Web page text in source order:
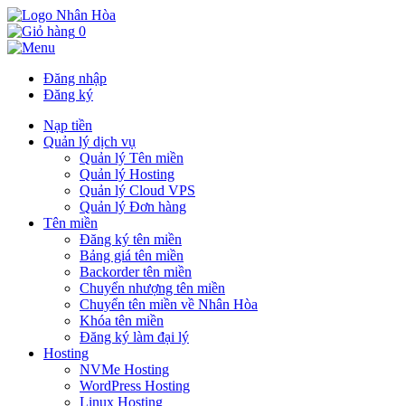
0
Đăng nhập
Đăng ký
Nạp tiền
Quản lý dịch vụ
Quản lý Tên miền
Quản lý Hosting
Quản lý Cloud VPS
Quản lý Đơn hàng
Tên miền
Đăng ký tên miền
Bảng giá tên miền
Backorder tên miền
Chuyển nhượng tên miền
Chuyển tên miền về Nhân Hòa
Khóa tên miền
Đăng ký làm đại lý
Hosting
NVMe Hosting
WordPress Hosting
Linux Hosting